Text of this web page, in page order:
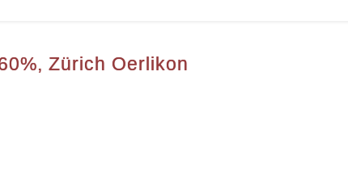
Zürich Oerlikon